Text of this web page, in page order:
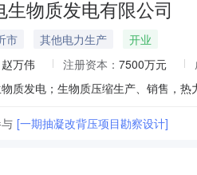
生物质发电有限公司
市 其他电力生产
开业
赵万伟 注册资本： 7500万元
质发电；生物质压缩生产、销售，
[一期抽凝改背压项目勘察设计]